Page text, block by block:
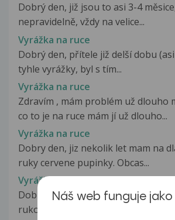
Dobrý den, již jsou to asi 3-4
nepravidelně, vždy na velice...
Vyrážka na ruce
Dobrý den, přítele již delší dobu
tyhle vyrážky, byl s tím...
Vyrážka na ruce
Zdravím , mám problém už dlouho
co to je na ruce mám jí už dlouho...
Vyrážka na ruce
Dobry den, jiz nekolik let mam na
ruky cervene pupinky. Obcas...
Vyrážka na ruce
Dobrý den, začali se mě objevovat
rukou hlavně na prstech. Jsou...
Náš web funguje jako